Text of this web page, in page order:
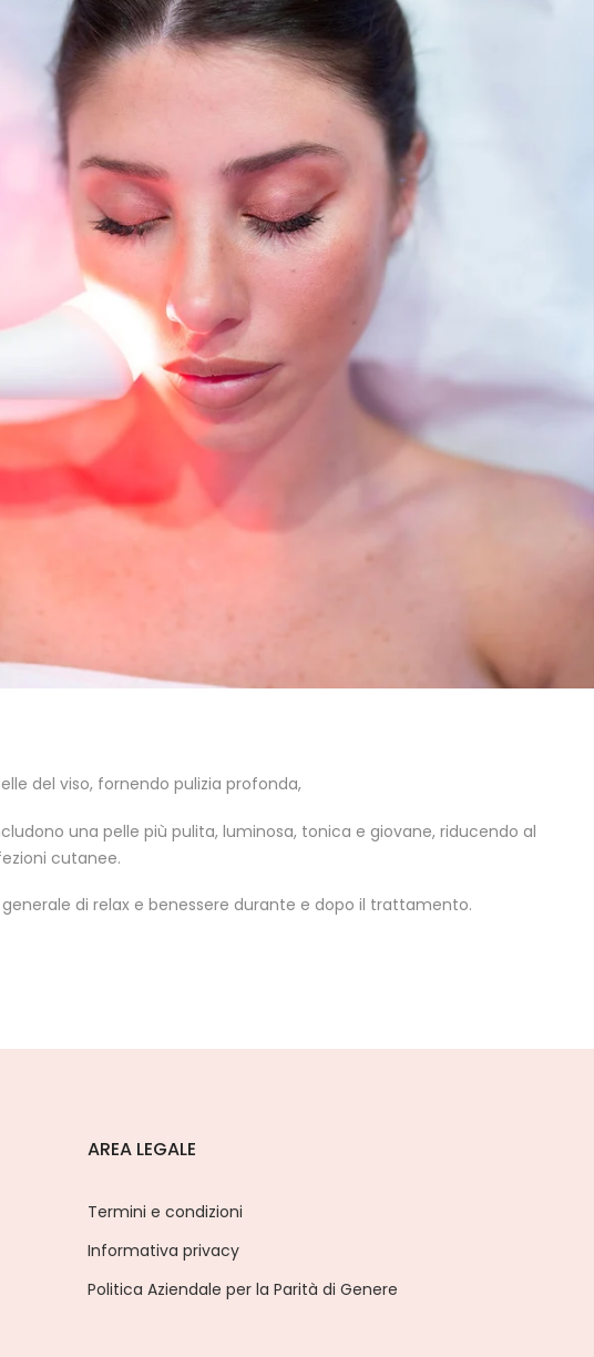
del viso, fornendo pulizia profonda,
una pelle più pulita, luminosa, tonica e giovane, riducendo al
cutanee.
di relax e benessere durante e dopo il trattamento.
AREA LEGALE
Termini e condizioni
Informativa privacy
Politica Aziendale per la Parità di Genere